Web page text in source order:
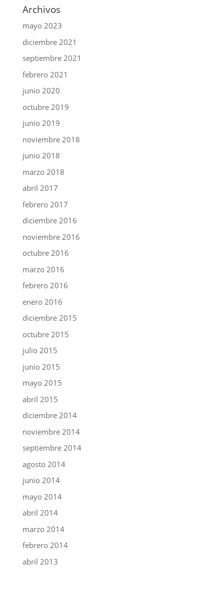
Archivos
mayo 2023
diciembre 2021
septiembre 2021
febrero 2021
junio 2020
octubre 2019
junio 2019
noviembre 2018
junio 2018
marzo 2018
abril 2017
febrero 2017
diciembre 2016
noviembre 2016
octubre 2016
marzo 2016
febrero 2016
enero 2016
diciembre 2015
octubre 2015
julio 2015
junio 2015
mayo 2015
abril 2015
diciembre 2014
noviembre 2014
septiembre 2014
agosto 2014
junio 2014
mayo 2014
abril 2014
marzo 2014
febrero 2014
abril 2013